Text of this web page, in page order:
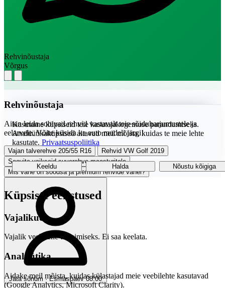
Rehvinõustaja
Võrgus
Rehvinõustaja
Aitan leida sobivad rehvid vastavalt teie sõiduharjumustele ja
eelarvele. Võite küsida ka auto mudeli järgi!
Vajan talverehve 205/55 R16
Rehvid VW Golf 2019
Soovita vaikseid suverehve maasturitele
Mis vahe on soodsa ja premium rehvide vahel?
Jäta sõnum · Esmaspäev 08:00
Kasutame küpsiseid teie kasutajakogemuse parandamiseks.
Analüütikaküpsised aitavad meil mõista, kuidas te meie lehte
kasutate. Privaatsuspoliitika
Keeldu Halda Nõustu kõigiga
Küpsiste eelistused
Vajalikud
Vajalik veebilehe toimimiseks. Ei saa keelata.
Analüütika
Aidake meil mõista, kuidas külastajad meie veebilehte kasutavad
(Google Analytics, Microsoft Clarity).